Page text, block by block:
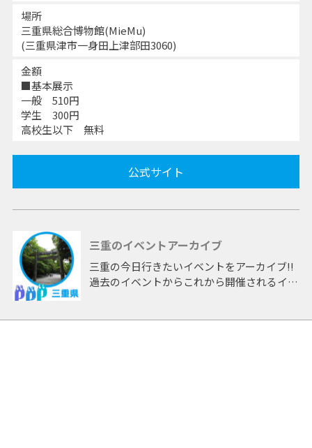
場所
三重県総合博物館(MieMu)
(三重県津市一身田上津部田3060)
金額
■基本展示
一般 510円
学生 300円
高校生以下 無料
公式サイト
三重のイベントアーカイブ
三重の今日行きたいイベントをアーカイブ!!
過去のイベントからこれから開催されるイベ